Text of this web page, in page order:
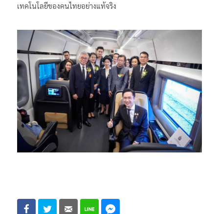
เทคโนโลยีของคนไทยอย่างแท้จริง